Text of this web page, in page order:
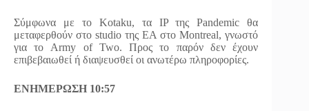
Σύμφωνα με το Kotaku, τα IP της Pandemic θα
μεταφερθούν στο studio της EA στο Montreal, γνωστό
για το Army of Two. Προς το παρόν δεν έχουν
επιβεβαιωθεί ή διαψευσθεί οι ανωτέρω πληροφορίες.
ΕΝΗΜΕΡΩΣΗ 10:57